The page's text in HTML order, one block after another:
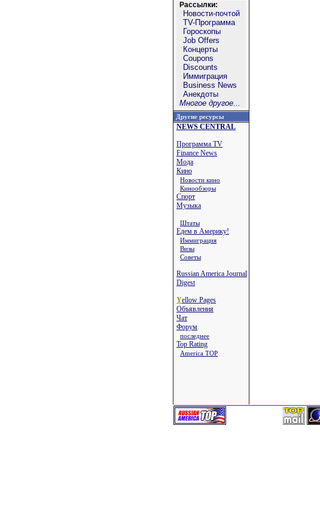
Рассылки:
Новости-почтой
TV-Программа
Гороскопы
Job Offers
Концерты
Coupons
Discounts
Иммиграция
Business News
Анекдоты
Многое другое...
Другие ресурсы
NEWS CENTRAL
Программа TV
Finance News
Мода
Кино
Новости кино
Кинообзоры
Спорт
Музыка
Штаты
Едем в Америку!
Иммиграция
Визы
Советы
Russian America Journal
Digest
Yellow Pages
Объявления
Чат
Форум
последнее
Top Rating
America TOP